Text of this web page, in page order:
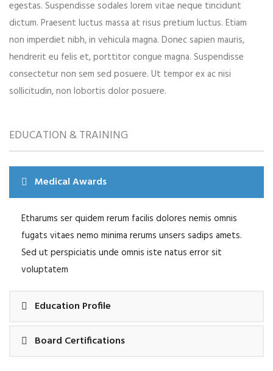
egestas. Suspendisse sodales lorem vitae neque tincidunt
dictum. Praesent luctus massa at risus pretium luctus. Etiam
non imperdiet nibh, in vehicula magna. Donec sapien mauris,
hendrerit eu felis et, porttitor congue magna. Suspendisse
consectetur non sem sed posuere. Ut tempor ex ac nisi
sollicitudin, non lobortis dolor posuere.
EDUCATION & TRAINING
Medical Awards
Etharums ser quidem rerum facilis dolores nemis omnis
fugats vitaes nemo minima rerums unsers sadips amets.
Sed ut perspiciatis unde omnis iste natus error sit
voluptatem
Education Profile
Board Certifications